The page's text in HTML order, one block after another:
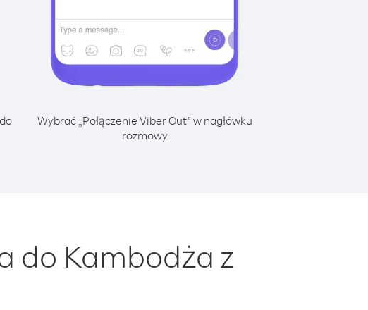
Wybrać „Połączenie Viber Out” w nagłówku
rozmowy
do Kambodża z